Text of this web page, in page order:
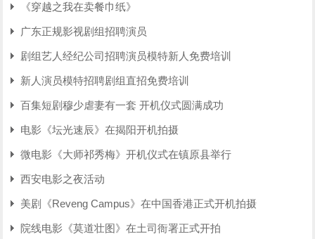
《穿越之我在卖餐巾纸》
广东正规影视剧组招聘演员
剧组艺人经纪公司招聘演员模特新人免费培训
新人演员模特招聘剧组直招免费培训
百集短剧穆少虐妻有一套 开机仪式圆满成功
电影《坛光速辰》在揭阳开机拍摄
微电影《大师祁秀梅》开机仪式在镇原县举行
西安电影之夜活动
美剧《Reveng Campus》在中国香港正式开机拍摄
院线电影《莫道壮图》在土司衙署正式开拍